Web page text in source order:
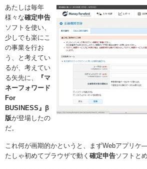
あたしは毎年
様々な確定申告
ソフトを使い、
少しでも楽にこ
の事業を行お
う、と考えてい
るが、考えてい
る矢先に、
『マ
ネーフォワード
For
BUSINESS』β
版が登場したの
だ。
これ何が画期的かというと、まずWebアプリケ
たしゃ初めてブラウザで動く 確定申告ソフトと